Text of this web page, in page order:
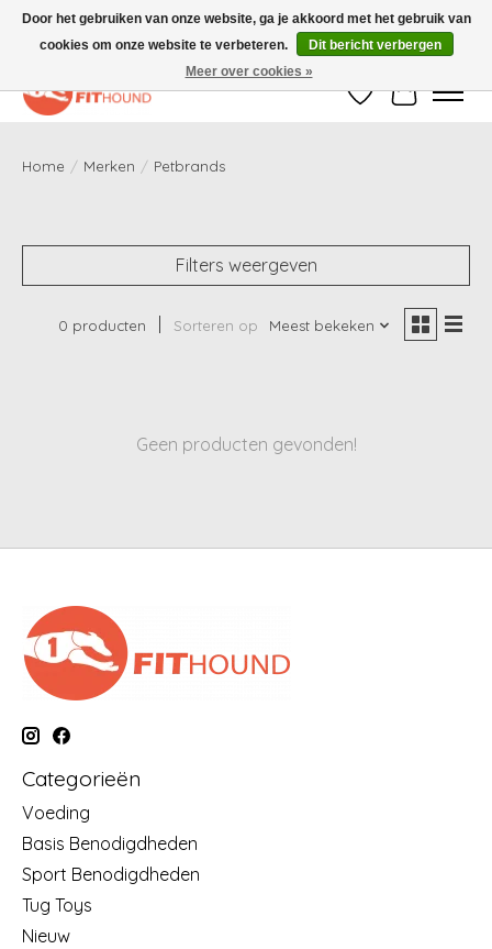
Gratis verzending vanaf €50,-
Verlanglijst
Home / Merken / Petbrands
Filters weergeven
0 producten Sorteren op Meest bekeken
Geen producten gevonden!
Categorieën
Voeding
Basis Benodigdheden
Sport Benodigdheden
Tug Toys
Nieuw
Door het gebruiken van onze website, ga je akkoord met het gebruik van
cookies om onze website te verbeteren.
Dit bericht verbergen
Meer over cookies »